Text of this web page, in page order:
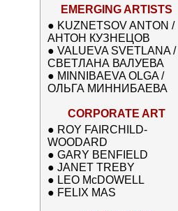
EMERGING ARTISTS
● KUZNETSOV ANTON /
АНТОН КУЗНЕЦОВ
● VALUEVA SVETLANA /
СВЕТЛАНА ВАЛУЕВА
● MINNIBAEVA OLGA /
ОЛЬГА МИННИБАЕВА
CORPORATE ART
● ROY FAIRCHILD-
WOODARD
● GARY BENFIELD
● JANET TREBY
● LEO McDOWELL
● FELIX MAS